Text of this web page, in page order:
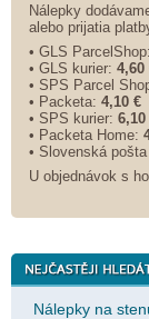
Nálepky
alebo prijatia
• GLS ParcelShop:
• GLS kurier: 4,60
• SPS Parcel
• Packeta: 4,10 €
• SPS kurier: 6,10
• Packeta Home:
• Slovenská
U objednávok s
Nálepky na